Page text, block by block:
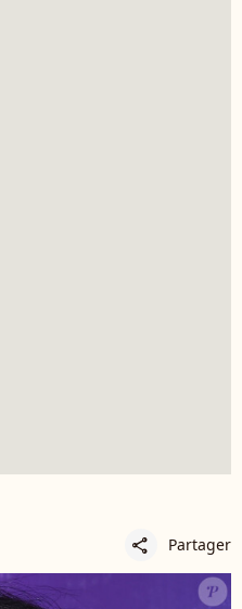
share Partager